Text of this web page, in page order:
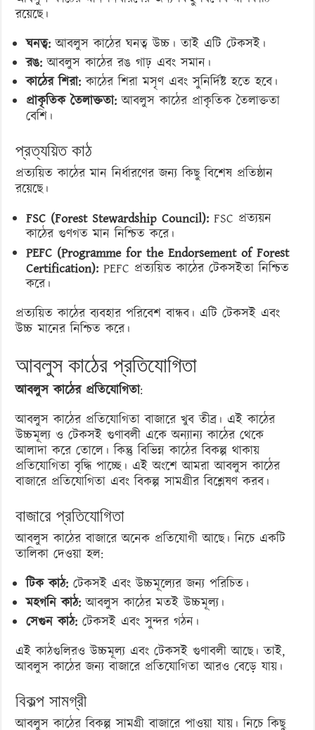
রয়েছে।
ঘনত্ব: আবলুস কাঠের ঘনত্ব উচ্চ। তাই এটি টেকসই।
রঙ: আবলুস কাঠের রঙ গাঢ় এবং সমান।
কাঠের শিরা: কাঠের শিরা মসৃণ এবং সুনির্দিষ্ট হতে হবে।
প্রাকৃতিক তৈলাক্ততা: আবলুস কাঠের প্রাকৃতিক তৈলাক্ততা
বেশি।
প্রত্যয়িত কাঠ
প্রত্যয়িত কাঠের মান নির্ধারণের জন্য কিছু বিশেষ প্রতিষ্ঠান
রয়েছে।
FSC (Forest Stewardship Council): FSC প্রত্যয়ন
কাঠের গুণগত মান নিশ্চিত করে।
PEFC (Programme for the Endorsement of Forest
Certification): PEFC প্রত্যয়িত কাঠের টেকসইতা নিশ্চিত
করে।
প্রত্যয়িত কাঠের ব্যবহার পরিবেশ বান্ধব। এটি টেকসই এবং
উচ্চ মানের নিশ্চিত করে।
আবলুস কাঠের প্রতিযোগিতা
আবলুস কাঠের প্রতিযোগিতা:
আবলুস কাঠের প্রতিযোগিতা বাজারে খুব তীব্র। এই কাঠের
উচ্চমূল্য ও টেকসই গুণাবলী একে অন্যান্য কাঠের থেকে
আলাদা করে তোলে। কিন্তু বিভিন্ন কাঠের বিকল্প থাকায়
প্রতিযোগিতা বৃদ্ধি পাচ্ছে। এই অংশে আমরা আবলুস কাঠের
বাজারে প্রতিযোগিতা এবং বিকল্প সামগ্রীর বিশ্লেষণ করব।
বাজারে প্রতিযোগিতা
আবলুস কাঠের বাজারে অনেক প্রতিযোগী আছে। নিচে একটি
তালিকা দেওয়া হল:
টিক কাঠ: টেকসই এবং উচ্চমূল্যের জন্য পরিচিত।
মহগনি কাঠ: আবলুস কাঠের মতই উচ্চমূল্য।
সেগুন কাঠ: টেকসই এবং সুন্দর গঠন।
এই কাঠগুলিরও উচ্চমূল্য এবং টেকসই গুণাবলী আছে। তাই,
আবলুস কাঠের জন্য বাজারে প্রতিযোগিতা আরও বেড়ে যায়।
বিকল্প সামগ্রী
আবলুস কাঠের বিকল্প সামগ্রী বাজারে পাওয়া যায়। নিচে কিছু